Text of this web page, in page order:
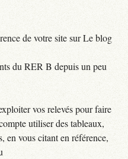
de votre site sur Le blog
du RER B depuis un peu
vos relevés pour faire
utiliser des tableaux,
en vous citant en référence,